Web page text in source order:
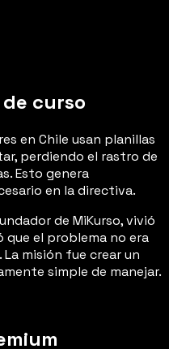
curso
en Chile usan planillas
perdiendo el rastro de
Esto genera
en la directiva.
de MiKurso, vivió
el problema no era
misión fue crear un
simple de manejar.